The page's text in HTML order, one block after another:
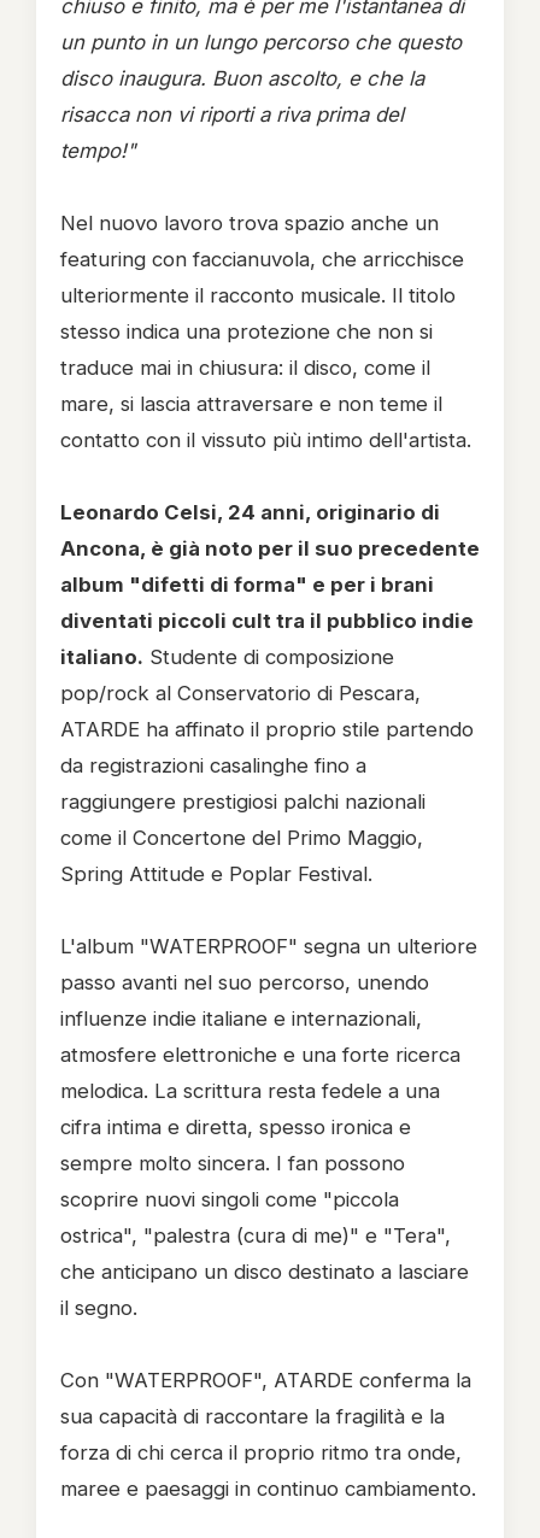
chiuso e finito, ma è per me l'istantanea di
un punto in un lungo percorso che questo
disco inaugura. Buon ascolto, e che la
risacca non vi riporti a riva prima del
tempo!"
Nel nuovo lavoro trova spazio anche un
featuring con faccianuvola, che arricchisce
ulteriormente il racconto musicale. Il titolo
stesso indica una protezione che non si
traduce mai in chiusura: il disco, come il
mare, si lascia attraversare e non teme il
contatto con il vissuto più intimo dell'artista.
Leonardo Celsi, 24 anni, originario di
Ancona, è già noto per il suo precedente
album "difetti di forma" e per i brani
diventati piccoli cult tra il pubblico indie
italiano. Studente di composizione
pop/rock al Conservatorio di Pescara,
ATARDE ha affinato il proprio stile partendo
da registrazioni casalinghe fino a
raggiungere prestigiosi palchi nazionali
come il Concertone del Primo Maggio,
Spring Attitude e Poplar Festival.
L'album "WATERPROOF" segna un ulteriore
passo avanti nel suo percorso, unendo
influenze indie italiane e internazionali,
atmosfere elettroniche e una forte ricerca
melodica. La scrittura resta fedele a una
cifra intima e diretta, spesso ironica e
sempre molto sincera. I fan possono
scoprire nuovi singoli come "piccola
ostrica", "palestra (cura di me)" e "Tera",
che anticipano un disco destinato a lasciare
il segno.
Con "WATERPROOF", ATARDE conferma la
sua capacità di raccontare la fragilità e la
forza di chi cerca il proprio ritmo tra onde,
maree e paesaggi in continuo cambiamento.